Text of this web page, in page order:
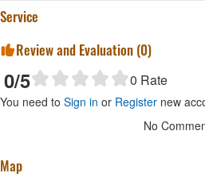
Service
Review and Evaluation (0)
0/5 0 Rate
You need to Sign in or Register new
No
Map